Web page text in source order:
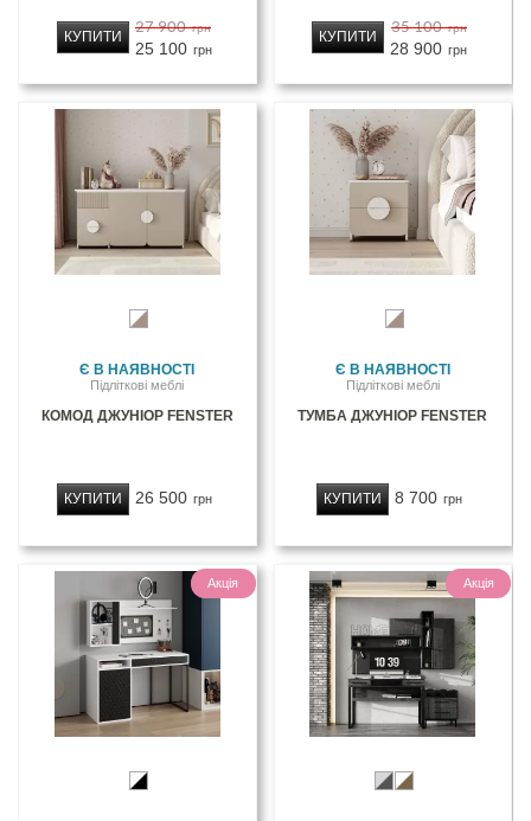
27 900 грн
25 100 грн
КУПИТИ
35 100 грн
28 900 грн
КУПИТИ
Є В НАЯВНОСТІ
Підліткові меблі
КОМОД ДЖУНІОР FENSTER
26 500 грн
КУПИТИ
Є В НАЯВНОСТІ
Підліткові меблі
ТУМБА ДЖУНІОР FENSTER
8 700 грн
КУПИТИ
Акція Акція